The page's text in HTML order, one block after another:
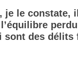
je le constate,
sont des délits